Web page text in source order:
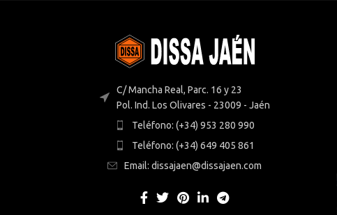
C/ Mancha Real, Parc. 16 y 23
Pol. Ind. Los Olivares - 23009 - Jaén
Teléfono: (+34) 953 280 990
Teléfono: (+34) 649 405 861
Email: dissajaen@dissajaen.com